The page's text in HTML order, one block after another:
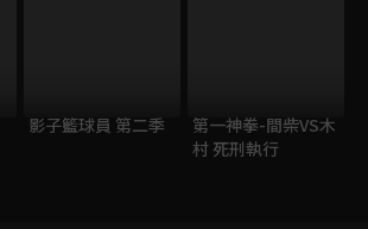
影子籃球員 第二季
第一神拳-間柴VS木
村 死刑執行